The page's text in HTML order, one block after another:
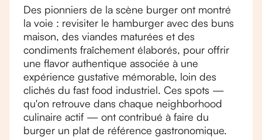
Des pionniers de la scène burger ont montré
la voie : revisiter le hamburger avec des buns
maison, des viandes maturées et des
condiments fraîchement élaborés, pour offrir
une flavor authentique associée à une
expérience gustative mémorable, loin des
clichés du fast food industriel. Ces spots —
qu'on retrouve dans chaque neighborhood
culinaire actif — ont contribué à faire du
burger un plat de référence gastronomique.